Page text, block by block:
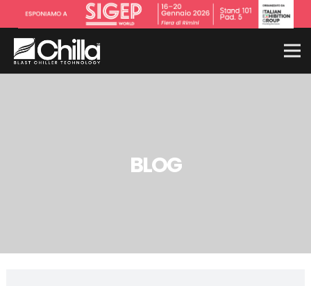
BLOG